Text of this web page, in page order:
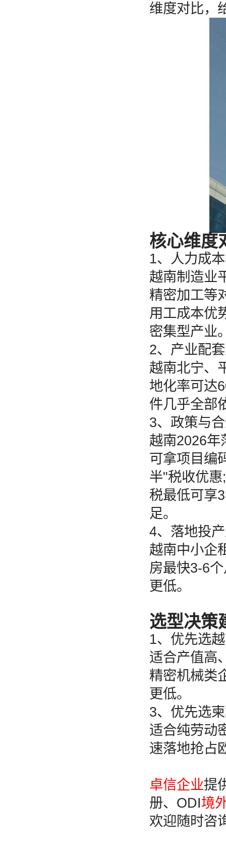
维度对比，
核心维度
‌1、人力成
越南制造业
精密加工等
用工成本优
密集型产业
‌2、产业配
越南北宁、
地化率可达
件几乎全部
3、‌政策与
越南2026年
可拿项目编
半"税收优
税最低可享
足。
‌4、落地投
越南中小企
房最快3-6
更低。
选型决策
1、优先选
适合产值高
精密机械类
更低。
3、优先选
适合纯劳动
速落地抢占
卓信企业提
册、ODI境
欢迎随时咨